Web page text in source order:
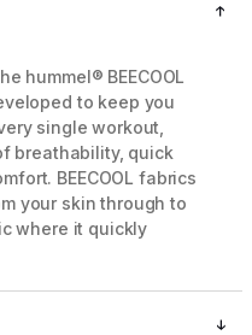
hummel® BEECOOL
to keep you
single workout,
breathability, quick
BEECOOL fabrics
your skin through to
where it quickly